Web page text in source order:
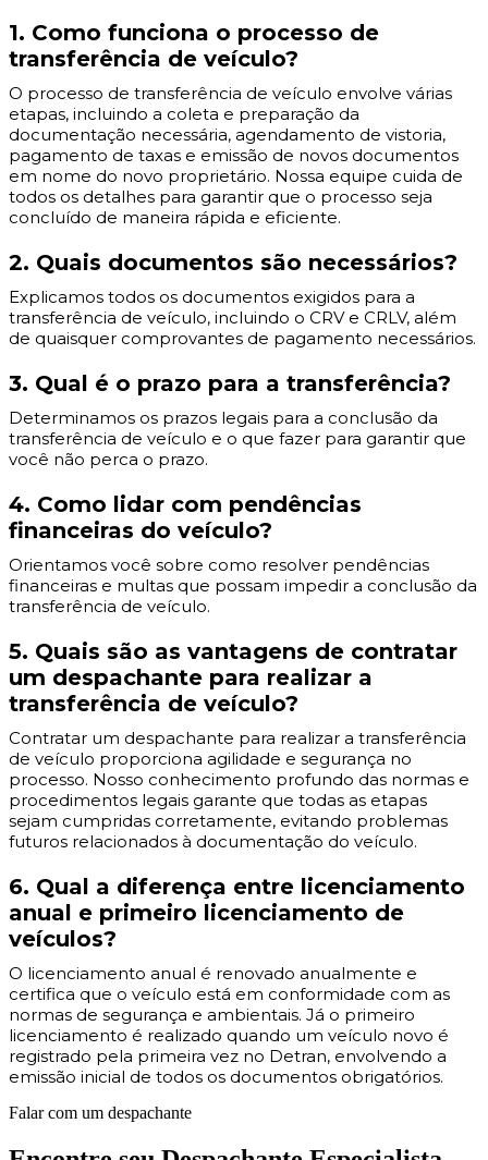
1. Como funciona o processo de
transferência de veículo?
O processo de transferência de veículo envolve várias
etapas, incluindo a coleta e preparação da
documentação necessária, agendamento de vistoria,
pagamento de taxas e emissão de novos documentos
em nome do novo proprietário. Nossa equipe cuida de
todos os detalhes para garantir que o processo seja
concluído de maneira rápida e eficiente.
2. Quais documentos são necessários?
Explicamos todos os documentos exigidos para a
transferência de veículo, incluindo o CRV e CRLV, além
de quaisquer comprovantes de pagamento necessários.
3. Qual é o prazo para a transferência?
Determinamos os prazos legais para a conclusão da
transferência de veículo e o que fazer para garantir que
você não perca o prazo.
4. Como lidar com pendências
financeiras do veículo?
Orientamos você sobre como resolver pendências
financeiras e multas que possam impedir a conclusão da
transferência de veículo.
5. Quais são as vantagens de contratar
um despachante para realizar a
transferência de veículo?
Contratar um despachante para realizar a transferência
de veículo proporciona agilidade e segurança no
processo. Nosso conhecimento profundo das normas e
procedimentos legais garante que todas as etapas
sejam cumpridas corretamente, evitando problemas
futuros relacionados à documentação do veículo.
6. Qual a diferença entre licenciamento
anual e primeiro licenciamento de
veículos?
O licenciamento anual é renovado anualmente e
certifica que o veículo está em conformidade com as
normas de segurança e ambientais. Já o primeiro
licenciamento é realizado quando um veículo novo é
registrado pela primeira vez no Detran, envolvendo a
emissão inicial de todos os documentos obrigatórios.
Falar com um despachante